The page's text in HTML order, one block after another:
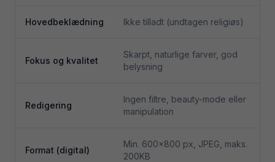
Hovedbeklædning Ikke tilladt (undtagen religiøs)
Fokus og kvalitet
Skarpt, naturlige farver, god
belysning
Redigering
Ingen filtre, beauty-mode eller
manipulation
Format (digital)
Min. 600×800 px, JPEG, maks.
200KB